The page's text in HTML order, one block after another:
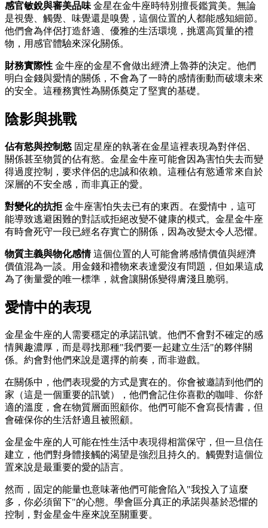
感官敏銳與審美品味金星在金牛座時特別擅長鑑賞美。無論
是視覺、觸覺、味覺還是嗅覺，這個位置的人都能感知細節。
他們會為伴侶打造舒適、優雅的生活環境，挑選高質量的禮
物，用感官體驗來深化關係。
財務實際性 金牛座的金星不會做出經濟上魯莽的決定。他們
明白金錢與愛情的關係，不會為了一時的感情衝動而破壞未來
的安全。這種務實性為關係奠定了堅實的基礎。
陰影與挑戰
佔有慾與控制慾 固定星座的執著在金星這裡表現為對伴侶、
關係甚至物質的佔有慾。金星金牛座可能會因為害怕失去而變
得過度控制，要求伴侶的忠誠和依賴。這種佔有慾通常來自於
深層的不安全感，而非真正的愛。
對變化的抗拒 金牛座害怕失去已有的東西。在愛情中，這可
能導致逃避困難的對話或拒絕改變不健康的模式。金星金牛座
有時會死守一段已經名存實亡的關係，因為改變太令人恐懼。
物質主義與物化感情這個位置的人可能會將感情價值與經濟
價值混為一談。用金錢和禮物來表達愛沒有問題，但如果這成
為了衡量愛的唯一標準，就會讓關係變得膚淺且脆弱。
愛情中的表現
金星金牛座的人需要穩定的承諾訊號。他們不會對不確定的感
情興趣濃厚，而是尋找那種"我們要一起建立生活"的夥伴關
係。約會對他們來說是選擇的前奏，而非遊戲。
在關係中，他們表現愛的方式是實在的。你會被邀請到他們的
家（這是一個重要的訊號），他們會記住你喜歡的咖啡、你舒
適的溫度，會在物質層面照顧你。他們可能不會寫長情書，但
會確保你的生活舒適且被照顧。
金星金牛座的人可能在性生活中表現得相當保守，但一旦信任
建立，他們對身體接觸的渴望是強烈且持久的。觸覺對這個位
置來說是最重要的愛的語言。
然而，固定的能量也意味著他們可能會陷入"我投入了這麼
多，你必須留下"的心態。學會區分真正的承諾與基於恐懼的
控制，對金星金牛座來說至關重要。